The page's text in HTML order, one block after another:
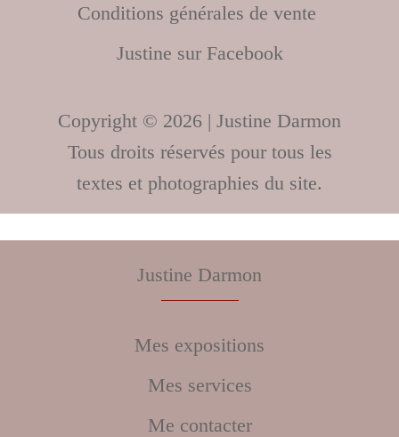
Conditions générales de vente
Justine sur Facebook
Copyright © 2026 | Justine Darmon
Tous droits réservés pour tous les
textes et photographies du site.
Justine Darmon
Mes expositions
Mes services
Me contacter